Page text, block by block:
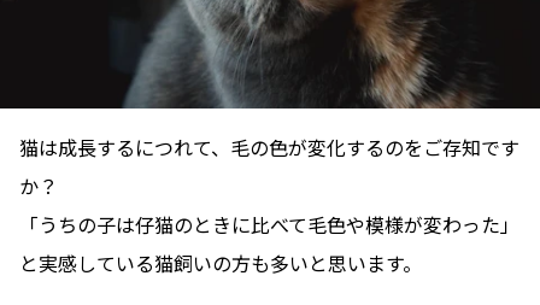
猫は成長するにつれて、毛の色が変化するのをご存知です
か？
「うちの子は仔猫のときに比べて毛色や模様が変わった」
と実感している猫飼いの方も多いと思います。